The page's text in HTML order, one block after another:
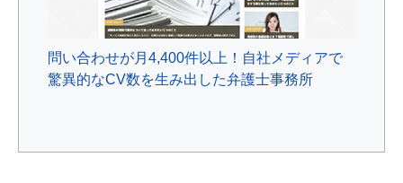
問い合わせが月4,400件以上！自社メディアで
驚異的なCV数を生み出した弁護士事務所